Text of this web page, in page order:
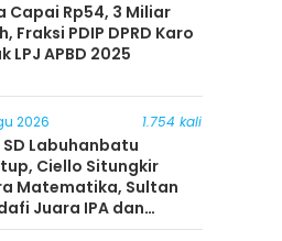
Capai Rp54, 3 Miliar
Fraksi PDIP DPRD Karo
LPJ APBD 2025
2026 1.754 kali
SD Labuhanbatu
Ciello Situngkir
Matematika, Sultan
Juara IPA dan
Rangkuti Juara IPS